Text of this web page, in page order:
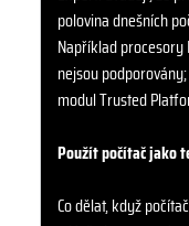
polovina dnešních
Například
nejsou
modul Trusted
Použít počítač jako
Co dělat, když